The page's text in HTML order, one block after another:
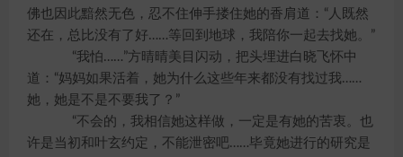
佛也因此黯然无色，忍不住伸手搂住她的香肩道：“人既然
还在，总比没有了好……等回到地球，我陪你一起去找她。”
“我怕……”方晴晴美目闪动，把头埋进白晓飞怀中
道：“妈妈如果活着，她为什么这些年来都没有找过我……
她，她是不是不要我了？”
“不会的，我相信她这样做，一定是有她的苦衷。也
许是当初和叶玄约定，不能泄密吧……毕竟她进行的研究是